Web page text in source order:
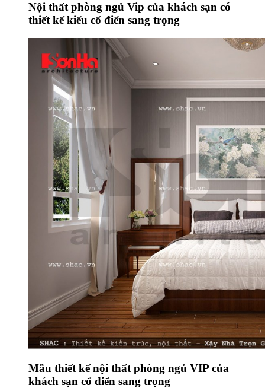
Nội thất phòng ngủ Vip của khách sạn có
thiết kế kiểu cổ điển sang trọng
Mẫu thiết kế nội thất phòng ngủ VIP của
khách sạn cổ điển sang trọng